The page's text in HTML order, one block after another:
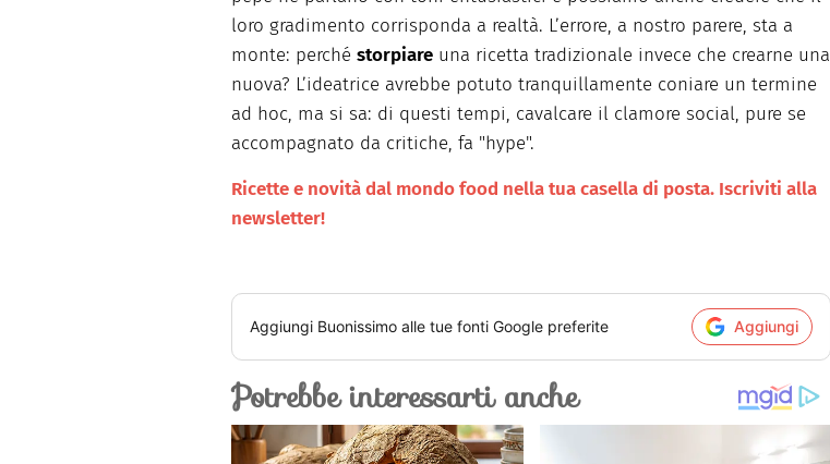
loro gradimento corrisponda a realtà. L’errore, a nostro parere, sta a
monte: perché storpiare una ricetta tradizionale invece che crearne una
nuova? L’ideatrice avrebbe potuto tranquillamente coniare un termine
ad hoc, ma si sa: di questi tempi, cavalcare il clamore social, pure se
accompagnato da critiche, fa "hype".
Ricette e novità dal mondo food nella tua casella di posta. Iscriviti alla
newsletter!
Aggiungi Buonissimo alle tue fonti Google preferite Aggiungi